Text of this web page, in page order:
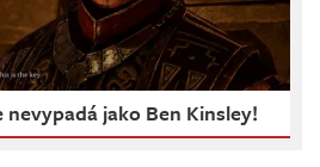
jako Ben Kinsley!